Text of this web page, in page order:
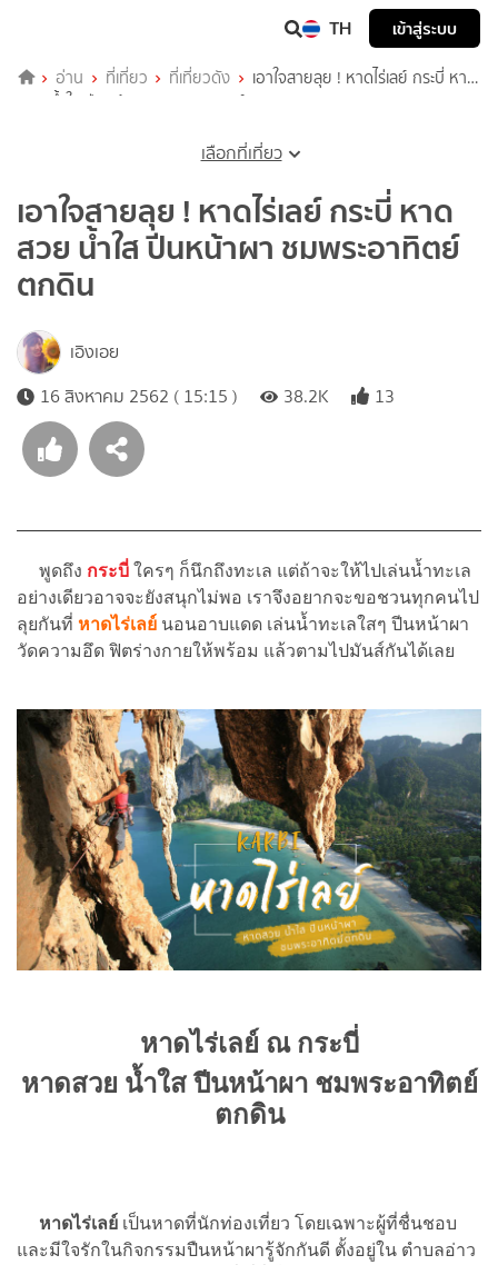
TH เข้าสู่ระบบ
อ่าน ที่เที่ยว ที่เที่ยวดัง
เอาใจสายลุย ! หาดไร่เลย์ กระบี่ หาด
สวย น้ำใส ปีนหน้าผา ชมพระอาทิตย์ตกดิน
เลือกที่เที่ยว
เอาใจสายลุย ! หาดไร่เลย์ กระบี่ หาด
สวย น้ำใส ปีนหน้าผา ชมพระอาทิตย์
ตกดิน
เอิงเอย
16 สิงหาคม 2562 ( 15:15 )
38.2K 13
พูดถึง กระบี่ ใครๆ ก็นึกถึงทะเล แต่ถ้าจะให้ไปเล่นน้ำทะเล
อย่างเดียวอาจจะยังสนุกไม่พอ เราจึงอยากจะขอชวนทุกคนไป
ลุยกันที่ หาดไร่เลย์ นอนอาบแดด เล่นน้ำทะเลใสๆ ปีนหน้าผา
วัดความอึด ฟิตร่างกายให้พร้อม แล้วตามไปมันส์กันได้เลย
หาดไร่เลย์ ณ กระบี่
หาดสวย น้ำใส ปีนหน้าผา ชมพระอาทิตย์
ตกดิน
หาดไร่เลย์ เป็นหาดที่นักท่องเที่ยว โดยเฉพาะผู้ที่ชื่นชอบ
และมีใจรักในกิจกรรมปืนหน้าผารู้จักกันดี ตั้งอยู่ใน ตำบลอ่าว